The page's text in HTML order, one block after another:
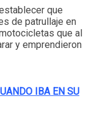
que
de patrullaje en
que al
y emprendieron
IBA EN SU